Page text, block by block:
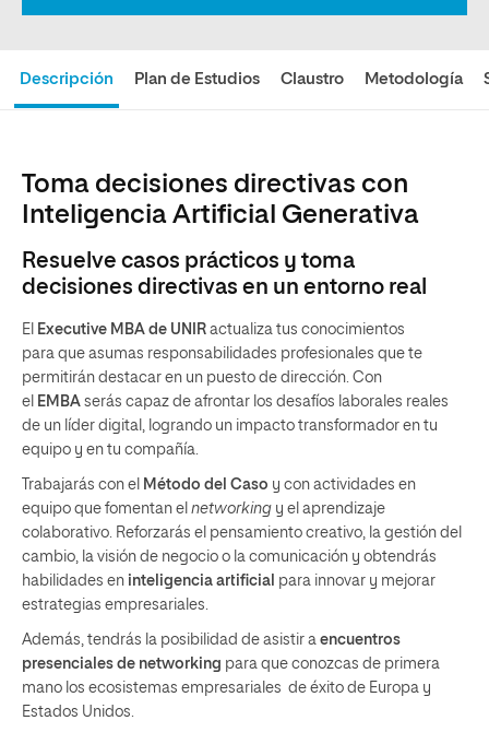
Descripción Plan de Estudios Claustro Metodología
Toma decisiones directivas con
Inteligencia Artificial Generativa
Resuelve casos prácticos y toma
decisiones directivas en un entorno real
El Executive MBA de UNIR actualiza tus conocimientos
para que asumas responsabilidades profesionales que te
permitirán destacar en un puesto de dirección. Con
el EMBA serás capaz de afrontar los desafíos laborales reales
de un líder digital, logrando un impacto transformador en tu
equipo y en tu compañía.
Trabajarás con el Método del Caso y con actividades en
equipo que fomentan el networking y el aprendizaje
colaborativo. Reforzarás el pensamiento creativo, la gestión del
cambio, la visión de negocio o la comunicación y obtendrás
habilidades en inteligencia artificial para innovar y mejorar
estrategias empresariales.
Además, tendrás la posibilidad de asistir a encuentros
presenciales de networking para que conozcas de primera
mano los ecosistemas empresariales de éxito de Europa y
Estados Unidos.